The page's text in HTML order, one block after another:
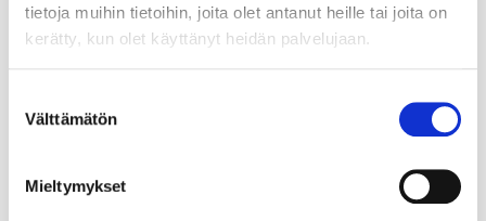
tietoja muihin tietoihin, joita olet antanut heille tai joita on
kerätty, kun olet käyttänyt heidän palvelujaan.
valinta
Välttämätön
Mieltymykset